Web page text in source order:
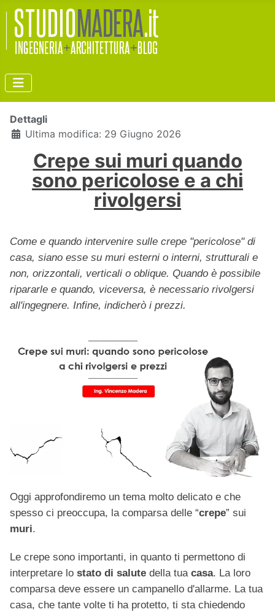
Dettagli
Ultima modifica: 29 Giugno 2026
Crepe sui muri quando
sono pericolose e a chi
rivolgersi
Come e quando intervenire sulle crepe "pericolose" di
casa, siano esse su muri esterni o interni, strutturali e
non, orizzontali, verticali o oblique. Quando è possibile
ripararle e quando, viceversa, è necessario rivolgersi
all'ingegnere. Infine, indicherò i prezzi.
Oggi approfondiremo un tema molto delicato e che
spesso ci preoccupa, la comparsa delle “crepe” sui
muri.
Le crepe sono importanti, in quanto ti permettono di
interpretare lo stato di salute della tua casa. La loro
comparsa deve essere un campanello d'allarme. La tua
casa, che tante volte ti ha protetto, ti sta chiedendo